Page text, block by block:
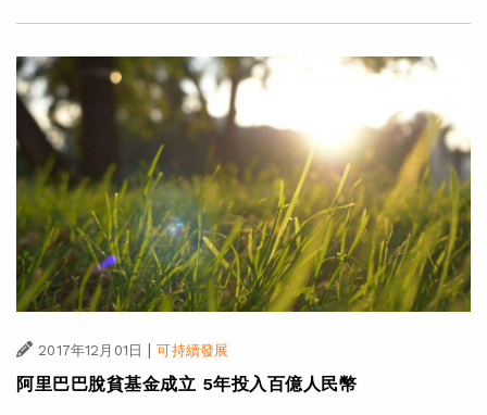
2017年12月01日 | 可持續發展
阿里巴巴脫貧基金成立 5年投入百億人民幣